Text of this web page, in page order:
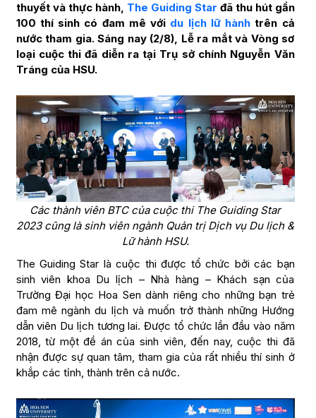
thuyết và thực hành, The Guiding Star đã thu hút gần
100 thí sinh có đam mê với du lịch lữ hành trên cả
nước tham gia. Sáng nay (2/8), Lễ ra mắt và Vòng sơ
loại cuộc thi đã diễn ra tại Trụ sở chính Nguyễn Văn
Tráng của HSU.
Các thành viên BTC của cuộc thi The Guiding Star
2023 cũng là sinh viên ngành Quản trị Dịch vụ Du lịch &
Lữ hành HSU.
The Guiding Star là cuộc thi được tổ chức bởi các bạn
sinh viên khoa Du lịch – Nhà hàng – Khách sạn của
Trường Đại học Hoa Sen dành riêng cho những bạn trẻ
đam mê ngành du lịch và muốn trở thành những Hướng
dẫn viên Du lịch tương lai. Được tổ chức lần đầu vào năm
2018, từ một đề án của sinh viên, đến nay, cuộc thi đã
nhận được sự quan tâm, tham gia của rất nhiều thí sinh ở
khắp các tỉnh, thành trên cả nước.